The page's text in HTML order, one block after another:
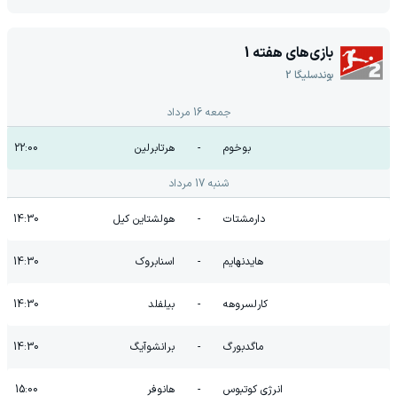
بازی‌های هفته 1
بوندسلیگا 2
جمعه 16 مرداد
بوخوم - هرتابرلین 22:00
شنبه 17 مرداد
دارمشتات - هولشتاین کیل 14:30
هایدنهایم - اسنابروک 14:30
کارلسروهه - بیلفلد 14:30
ماگدبورگ - برانشوآیگ 14:30
انرژی کوتبوس - هانوفر 15:00